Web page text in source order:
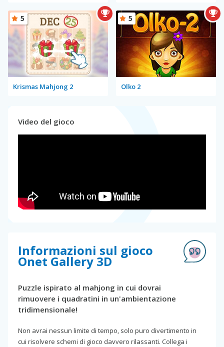
Krismas Mahjong 2
5
Olko 2
5
Video del gioco
Informazioni sul gioco
Onet Gallery 3D
Puzzle ispirato al mahjong in cui dovrai
rimuovere i quadratini in un'ambientazione
tridimensionale!
Non avrai nessun limite di tempo, solo puro divertimento in
cui risolvere schemi di gioco davvero rilassanti. Collega i